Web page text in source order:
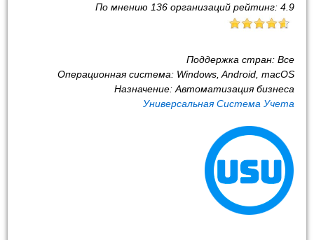
По мнению 136организаций рейтинг: 4.9
Поддержка стран: Все
Операционная система: Windows, Android, macOS
Назначение: Автоматизация бизнеса
Универсальная Система Учета